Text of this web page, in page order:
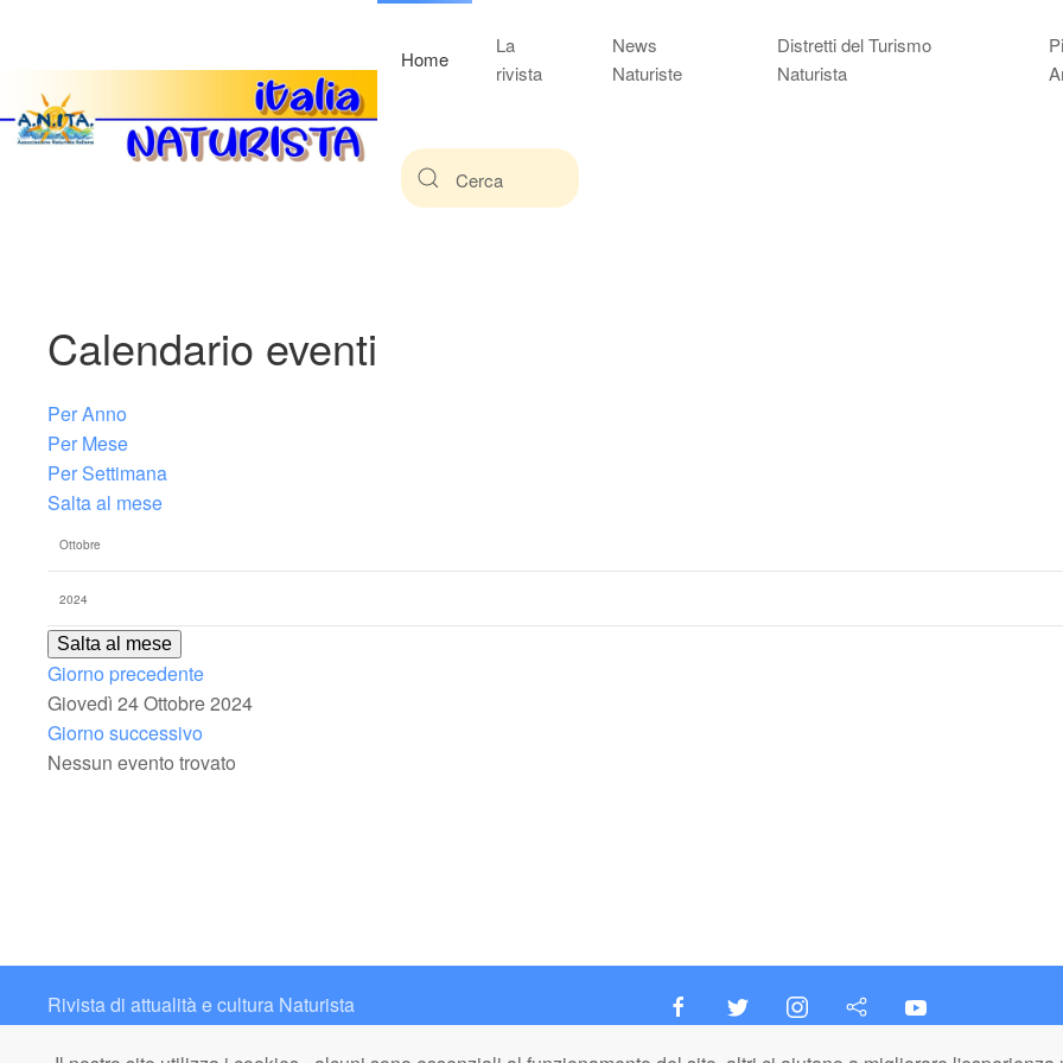
Home
La
rivista
News
Naturiste
Distretti del Turismo
Naturista
Calendario eventi
Per Anno
Per Mese
Per Settimana
Salta al mese
Salta al mese
Giorno precedente
Giovedì 24 Ottobre 2024
Giorno successivo
Nessun evento trovato
Rivista di attualità e cultura Naturista
Contatto: redazione@italianaturista.it